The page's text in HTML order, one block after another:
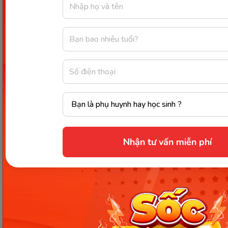
Nhận tư vấn miễn phí
Các công cụ hữu ích gồm: flashcards, ứng dụng học
tập, sơ đồ tư duy và video ghi âm để trẻ luyện tập
và tự đánh giá.
Mock Interview có giúp trẻ
trong các tình huống không
phải phỏng vấn không?
Có, kỹ năng từ Mock Interview giúp trẻ tự tin hơn
trong thuyết trình, giải quyết vấn đề và giao tiếp
trong các tình huống học tập hoặc xã hội khác.
Có cần thiết phải có người
hướng dẫn chuyên nghiệp để